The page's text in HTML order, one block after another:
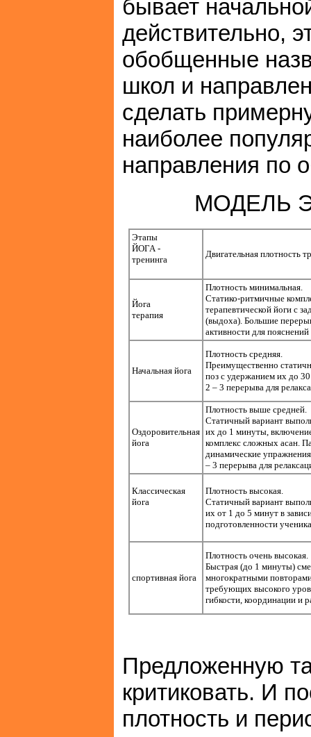
бывает
действительно,
обобщенные
школ и
сделать
наиболее
направления по
МОДЕЛЬ
Этапы
ЙОГА -
тренинга
Двигательная плотность
Йога
терапия
Плотность минимальная.
Статико-ритмичные
терапевтической йоги с
(выдоха). Большие
активности для пояснений
Начальная йога
Плотность средняя.
Преимущественно
поз с удержанием их до
2 – 3 перерыва для
Оздоровительная
йога
Плотность выше средней.
Статичный вариант
их до 1 минуты,
комплекс сложных асан.
динамические
– 3 перерыва для
Классическая
йога
Плотность высокая.
Статичный вариант
их от 1 до 5 минут в
подготовленности ученика
спортивная йога
Плотность очень высокая.
Быстрая (до 1 минуты)
многократными
требующих высокого
гибкости, координации и
Предложенную
критиковать. И
плотность и